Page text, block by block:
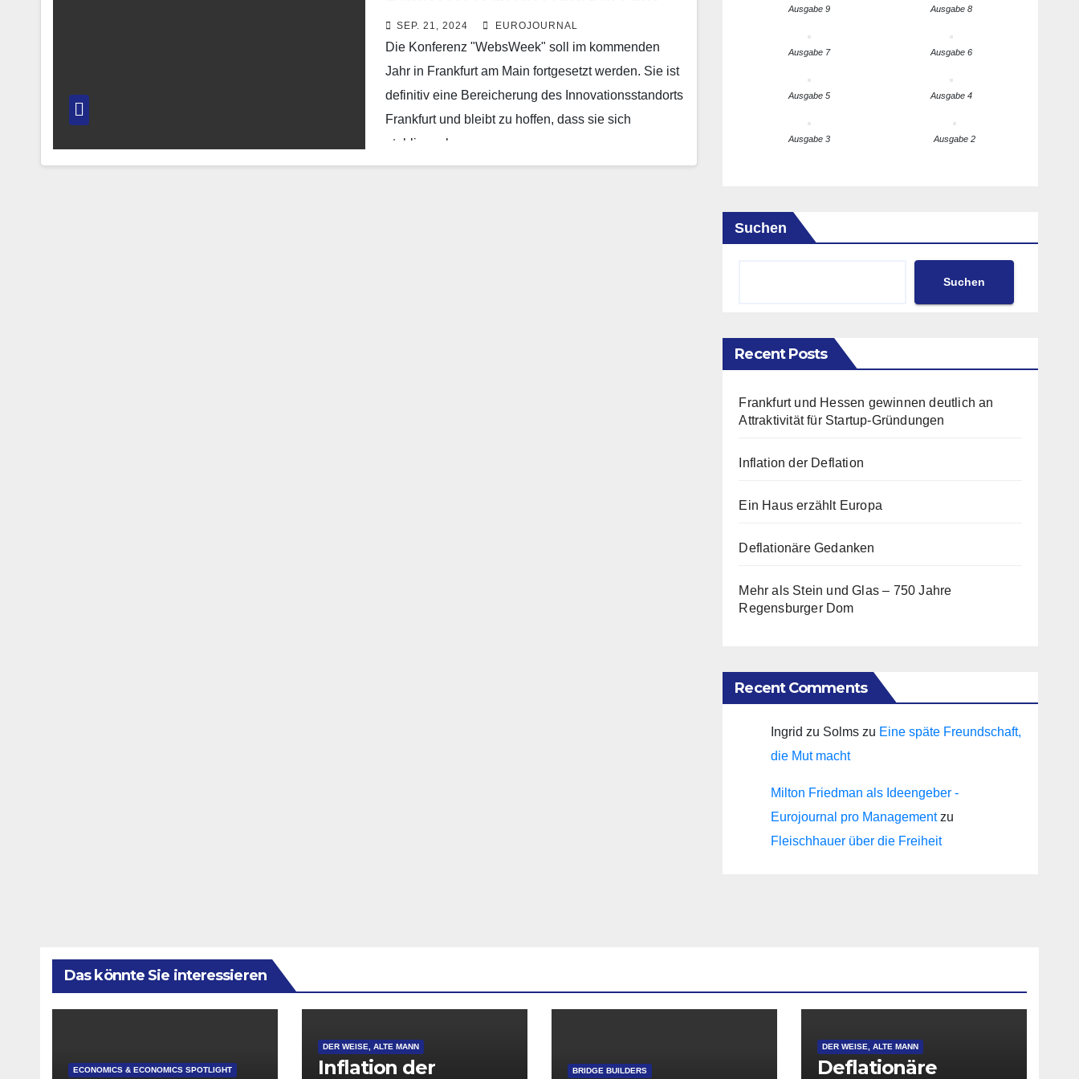
Main
SEP. 21, 2024 EUROJOURNAL
Die Konferenz "WebsWeek" soll im kommenden
Jahr in Frankfurt am Main fortgesetzt werden. Sie ist
definitiv eine Bereicherung des Innovationsstandorts
Frankfurt und bleibt zu hoffen, dass sie sich
etablieren kann.
Ausgabe 9 Ausgabe 8
Ausgabe 7 Ausgabe 6
Ausgabe 5 Ausgabe 4
Ausgabe 3 Ausgabe 2
Suchen
Suchen
Recent Posts
Frankfurt und Hessen gewinnen deutlich an
Attraktivität für Startup-Gründungen
Inflation der Deflation
Ein Haus erzählt Europa
Deflationäre Gedanken
Mehr als Stein und Glas – 750 Jahre
Regensburger Dom
Recent Comments
Ingrid zu Solms zu Eine späte Freundschaft,
die Mut macht
Milton Friedman als Ideengeber -
Eurojournal pro Managementzu
Fleischhauer über die Freiheit
Das könnte Sie interessieren
ECONOMICS & ECONOMICS SPOTLIGHT
DER WEISE, ALTE MANN
Inflation der
BRIDGE BUILDERS
DER WEISE, ALTE MANN
Deflationäre